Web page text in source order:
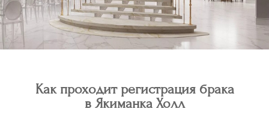
Как проходит регистрация брака
в Якиманка Холл